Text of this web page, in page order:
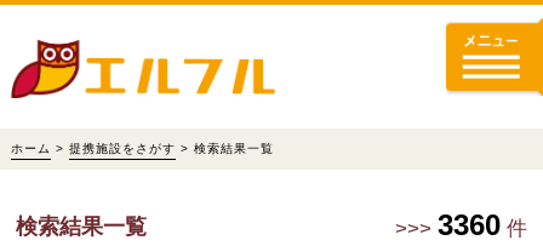
ホーム > 提携施設をさがす > 検索結果一覧
>>> 3360 件
検索結果一覧